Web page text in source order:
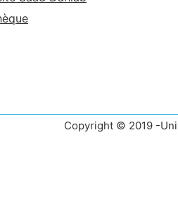
Copyright © 2019 -